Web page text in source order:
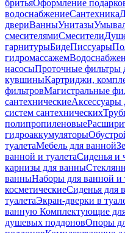
бритьяОформление
водоснабжениеСантехника
двериВанныУнитазы
смесителямиСмесители
гарнитурыБидеПиссуары
гидромассажем
насосыПроточные фильтры
кувшиныКартриджи,
фильтровМагистральные
сантехническиеАксессуары
систем сантехнических
полипропиленовые
гидроаккумуляторы
туалетаМебель для ванной
ванной и туалетаСиденья и
карнизы для ванны
ванныНаборы для ванной и
косметическиеСиденья для
туалетаЭкран-дверки в
ванную Комплектующие
душевых поддоновОпоры